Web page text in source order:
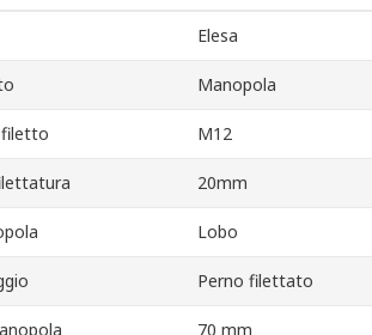
Elesa
Manopola
filetto M12
20mm
Lobo
Perno filettato
70 mm